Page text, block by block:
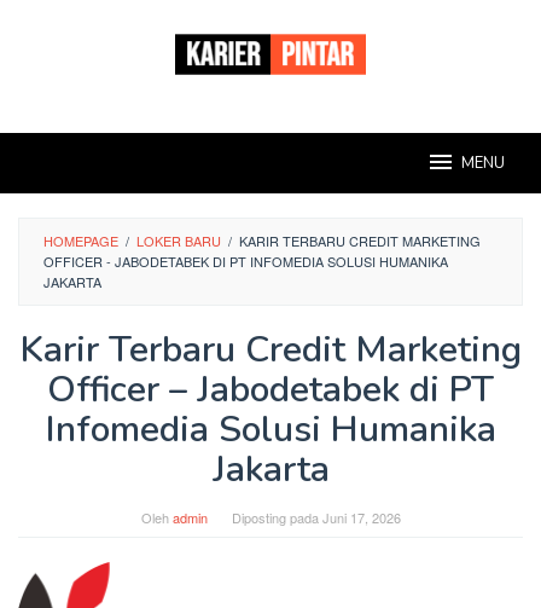
MENU
HOMEPAGE / LOKER BARU / KARIR TERBARU CREDIT MARKETING
OFFICER - JABODETABEK DI PT INFOMEDIA SOLUSI HUMANIKA
JAKARTA
Karir Terbaru Credit Marketing
Officer – Jabodetabek di PT
Infomedia Solusi Humanika
Jakarta
Olehadmin Diposting pada Juni 17, 2026